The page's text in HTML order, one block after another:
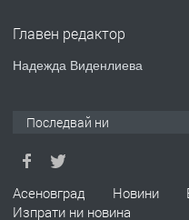
ПРЕДЛАГА
Главен редактор
Надежда Виденлиева
Последвай ни
Асеновград Новини
Изпрати ни новина